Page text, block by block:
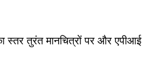
तुरंत मानचित्रों पर और